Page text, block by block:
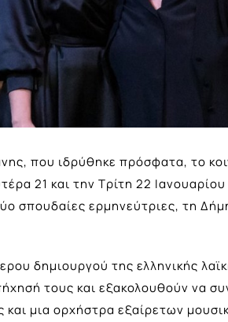
που ιδρύθηκε πρόσφατα, το
21 και την Τρίτη 22
σπουδαίες ερμηνεύτριες, τη
δημιουργού της ελληνικής
τους και εξακολουθούν να
και μια ορχήστρα εξαίρετων